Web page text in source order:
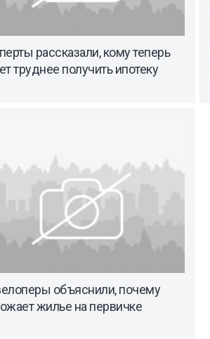
рассказали, кому теперь
труднее получить ипотеку
объяснили, почему
жилье на первичке